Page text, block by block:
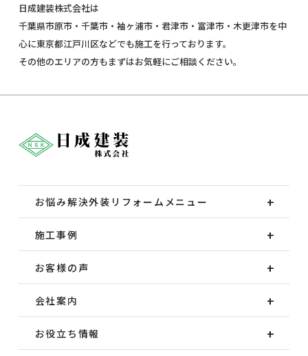
日成建装株式会社は
千葉県市原市・千葉市・袖ヶ浦市・君津市・富津市・木更津市を中
心に東京都江戸川区などでも施工を行っております。
その他のエリアの方もまずはお気軽にご相談ください。
お悩み解決外装 リフォームメニュー
施工事例
お客様の声
会社案内
お役立ち情報